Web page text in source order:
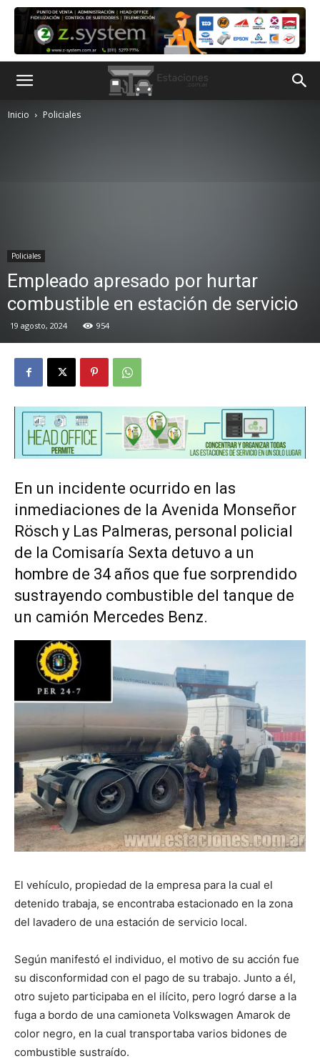
Inicio Policiales
Policiales
Empleado apresado por hurtar
combustible en estación de servicio
19 agosto, 2024 954
En un incidente ocurrido en las
inmediaciones de la Avenida Monseñor
Rösch y Las Palmeras, personal policial
de la Comisaría Sexta detuvo a un
hombre de 34 años que fue sorprendido
sustrayendo combustible del tanque de
un camión Mercedes Benz.
El vehículo, propiedad de la empresa para la cual el
detenido trabaja, se encontraba estacionado en la zona
del lavadero de una estación de servicio local.
Según manifestó el individuo, el motivo de su acción fue
su disconformidad con el pago de su trabajo. Junto a él,
otro sujeto participaba en el ilícito, pero logró darse a la
fuga a bordo de una camioneta Volkswagen Amarok de
color negro, en la cual transportaba varios bidones de
combustible sustraído.